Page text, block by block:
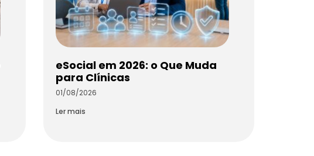
eSocial em 2026: o Que Muda
para Clínicas
01/08/2026
Ler mais